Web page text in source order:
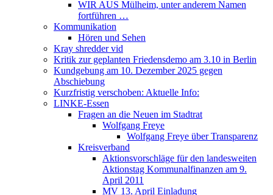
WIR AUS Mülheim, unter anderem Namen
fortführen …
Kommunikation
Hören und Sehen
Kray shredder vid
Kritik zur geplanten Friedensdemo am 3.10 in Berlin
Kundgebung am 10. Dezember 2025 gegen
Abschiebung
Kurzfristig verschoben: Aktuelle Info:
LINKE-Essen
Fragen an die Neuen im Stadtrat
Wolfgang Freye
Wolfgang Freye über Transparenz
Kreisverband
Aktionsvorschläge für den landesweiten
Aktionstag Kommunalfinanzen am 9.
April 2011
MV 13. April Einladung